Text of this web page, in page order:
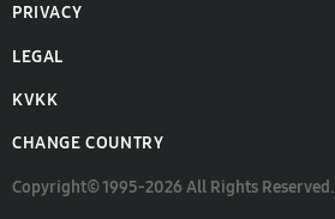
PRIVACY
LEGAL
KVKK
CHANGE COUNTRY
Copyright© 1995-2026 All Rights Reserved.